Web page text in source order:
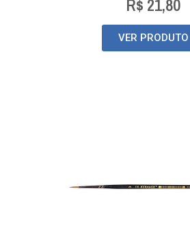
R$ 21,80
VER PRODUTO